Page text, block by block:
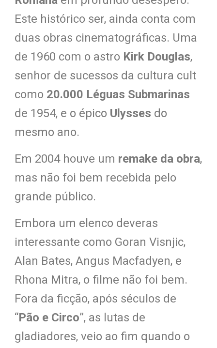
Este histórico ser, ainda conta com
duas obras cinematográficas. Uma
de 1960 com o astro Kirk Douglas,
senhor de sucessos da cultura cult
como 20.000 Léguas Submarinas
de 1954, e o épico Ulysses do
mesmo ano.
Em 2004 houve um remake da obra,
mas não foi bem recebida pelo
grande público.
Embora um elenco deveras
interessante como Goran Visnjic,
Alan Bates, Angus Macfadyen, e
Rhona Mitra, o filme não foi bem.
Fora da ficção, após séculos de
“Pão e Circo”, as lutas de
gladiadores, veio ao fim quando o